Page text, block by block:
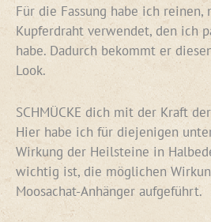
Für die Fassung habe ich reinen,
Kupferdraht verwendet, den ich
habe. Dadurch bekommt er
Look.
SCHMÜCKE dich mit der Kraft
Hier habe ich für diejenigen
Wirkung der Heilsteine in
wichtig ist, die möglichen
Moosachat-Anhänger aufgeführt.